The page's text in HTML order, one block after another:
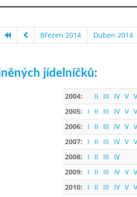
Březen 2014 Duben 2014
jídelníčků:
2004: II III IV V
2005:
I II III IV V
2006:
I II III IV V
2007:
I II III IV V
2008:
I II III
IV
2009:
I II III IV V
2010:
I II III IV V